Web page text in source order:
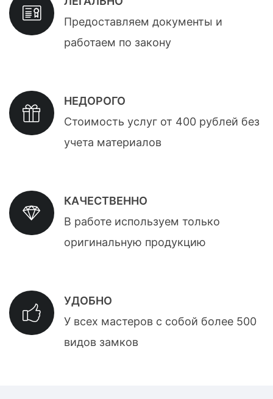
Предоставляем документы и
работаем по закону
НЕДОРОГО
Стоимость услуг от 400 рублей без
учета материалов
КАЧЕСТВЕННО
В работе используем только
оригинальную продукцию
УДОБНО
У всех мастеров с собой более 500
видов замков